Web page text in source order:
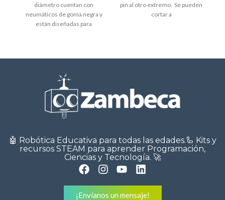
diámetro cuentan con
neumáticos de goma negra y
están diseñadas para
pin al otro extremo. Se pueden
cortar a
🤖 Robótica Educativa para todas las edades.🦾 Kits y
recursos STEAM para aprender Programación,
Ciencias y Tecnología. 🚀
¡Envíanos un mensaje!